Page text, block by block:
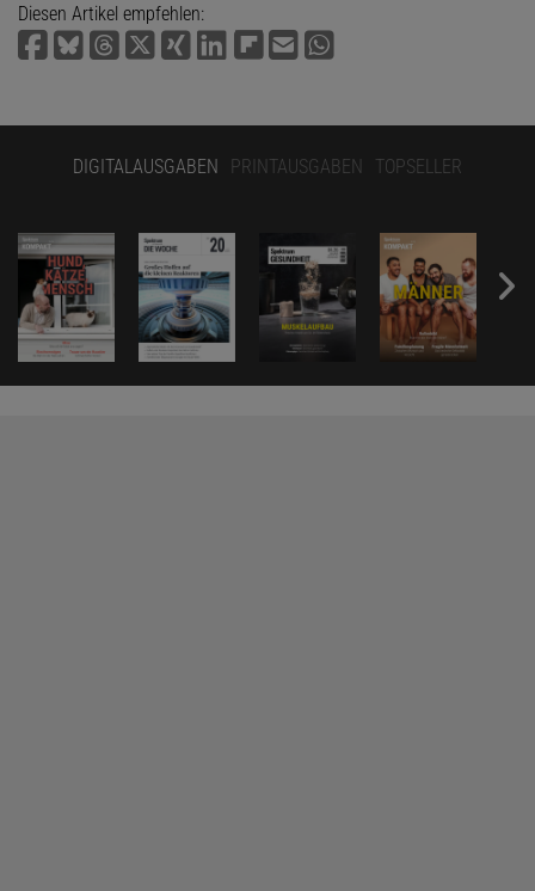
Diesen Artikel empfehlen:
DIGITALAUSGABEN PRINTAUSGABEN TOPSELLER